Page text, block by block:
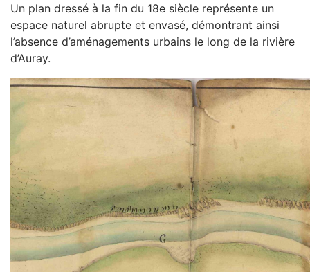
Un plan dressé à la fin du 18e siècle représente un
espace naturel abrupte et envasé, démontrant ainsi
l’absence d’aménagements urbains le long de la rivière
d’Auray.